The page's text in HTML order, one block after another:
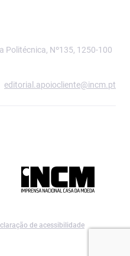
Politécnica, Nº135, 1250-100
editorial.apoiocliente@incm.pt
de acessibilidade